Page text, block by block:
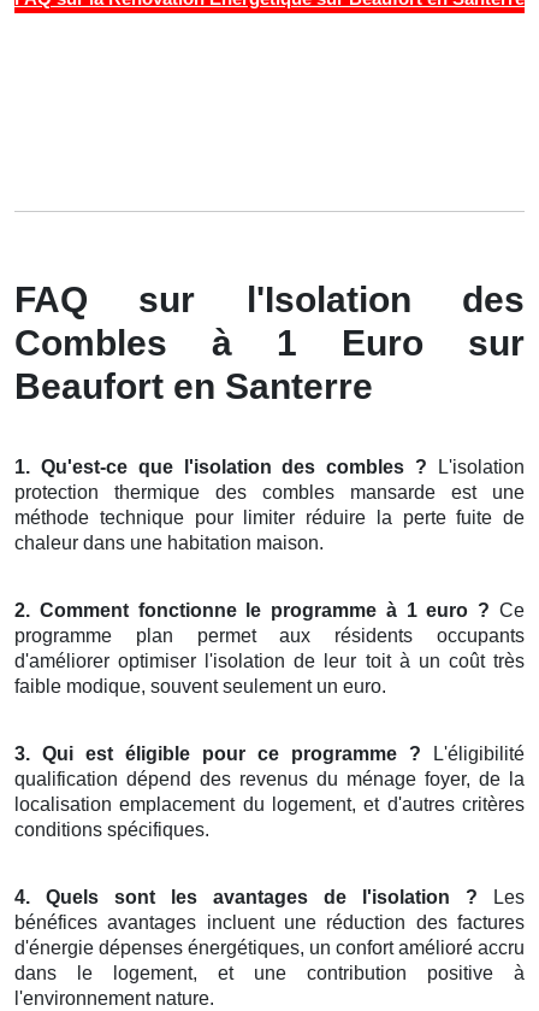
FAQ sur l'Isolation des
Combles à 1 Euro sur
Beaufort en Santerre
1. Qu'est-ce que l'isolation des combles ? L'isolation
protection thermique des combles mansarde est une
méthode technique pour limiter réduire la perte fuite de
chaleur dans une habitation maison.
2. Comment fonctionne le programme à 1 euro ? Ce
programme plan permet aux résidents occupants
d'améliorer optimiser l'isolation de leur toit à un coût très
faible modique, souvent seulement un euro.
3. Qui est éligible pour ce programme ? L'éligibilité
qualification dépend des revenus du ménage foyer, de la
localisation emplacement du logement, et d'autres critères
conditions spécifiques.
4. Quels sont les avantages de l'isolation ? Les
bénéfices avantages incluent une réduction des factures
d'énergie dépenses énergétiques, un confort amélioré accru
dans le logement, et une contribution positive à
l'environnement nature.